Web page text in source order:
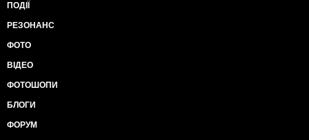
ПОДІЇ
РЕЗОНАНС
ФОТО
ВІДЕО
ФОТОШОПИ
БЛОГИ
ФОРУМ